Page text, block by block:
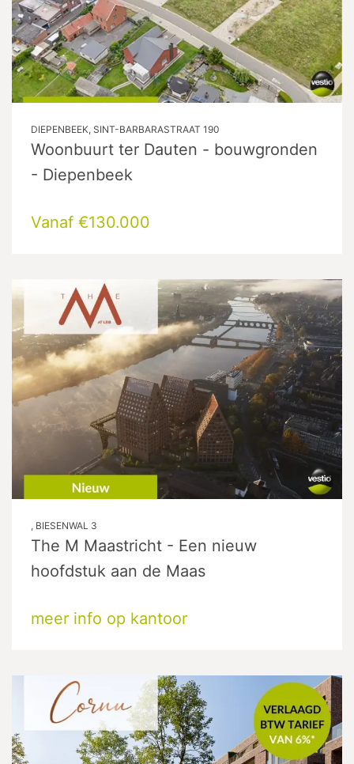
DIEPENBEEK, SINT-BARBARASTRAAT 190
Woonbuurt ter Dauten - bouwgronden
- Diepenbeek
Vanaf €130.000
, BIESENWAL 3
The M Maastricht - Een nieuw
hoofdstuk aan de Maas
meer info op kantoor